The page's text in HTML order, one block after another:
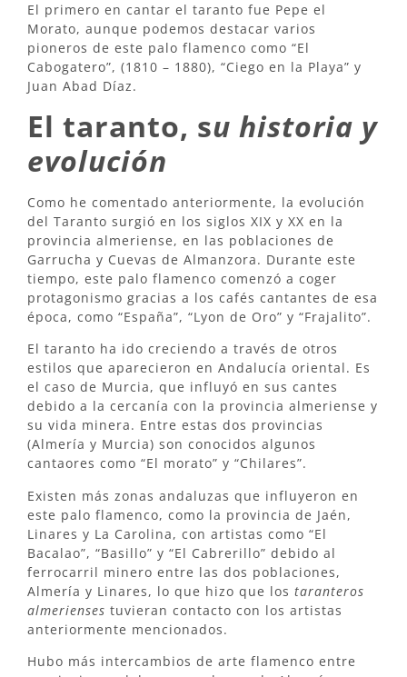
El primero en cantar el taranto fue Pepe el
Morato, aunque podemos destacar varios
pioneros de este palo flamenco como “El
Cabogatero”, (1810 – 1880), “Ciego en la Playa” y
Juan Abad Díaz.
El taranto, su historia y
evolución
Como he comentado anteriormente, la evolución
del Taranto surgió en los siglos XIX y XX en la
provincia almeriense, en las poblaciones de
Garrucha y Cuevas de Almanzora. Durante este
tiempo, este palo flamenco comenzó a coger
protagonismo gracias a los cafés cantantes de esa
época, como “España”, “Lyon de Oro” y “Frajalito”.
El taranto ha ido creciendo a través de otros
estilos que aparecieron en Andalucía oriental. Es
el caso de Murcia, que influyó en sus cantes
debido a la cercanía con la provincia almeriense y
su vida minera. Entre estas dos provincias
(Almería y Murcia) son conocidos algunos
cantaores como “El morato” y “Chilares”.
Existen más zonas andaluzas que influyeron en
este palo flamenco, como la provincia de Jaén,
Linares y La Carolina, con artistas como “El
Bacalao”, “Basillo” y “El Cabrerillo” debido al
ferrocarril minero entre las dos poblaciones,
Almería y Linares, lo que hizo que los taranteros
almerienses tuvieran contacto con los artistas
anteriormente mencionados.
Hubo más intercambios de arte flamenco entre